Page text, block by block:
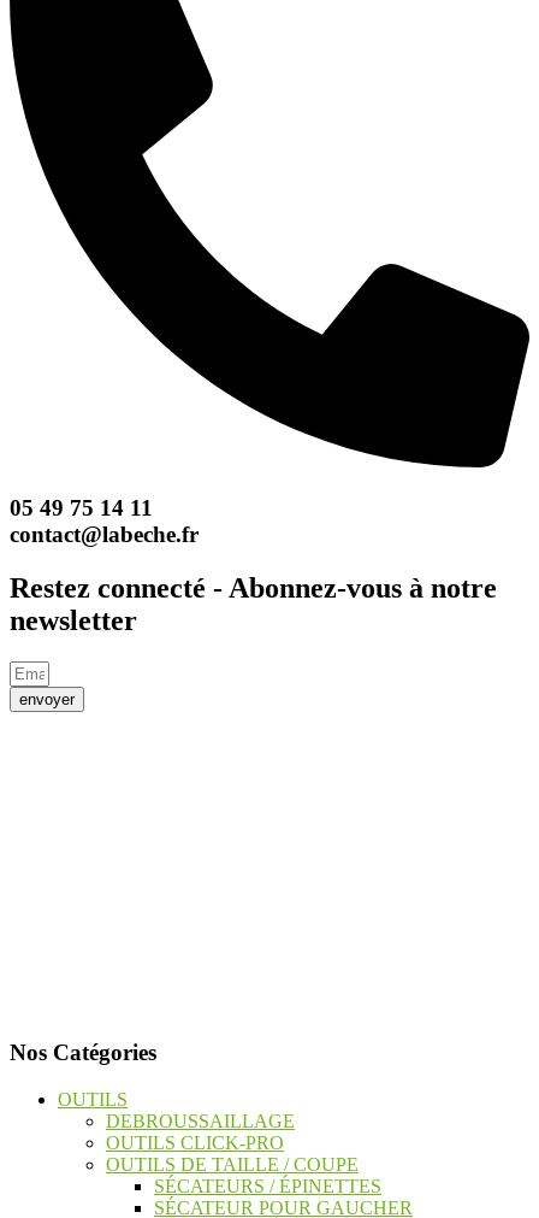
05 49 75 14 11
contact@labeche.fr
Restez connecté - Abonnez-vous à notre
newsletter
envoyer
Nos Catégories
OUTILS
DEBROUSSAILLAGE
OUTILS CLICK-PRO
OUTILS DE TAILLE / COUPE
SÉCATEURS / ÉPINETTES
SÉCATEUR POUR GAUCHER